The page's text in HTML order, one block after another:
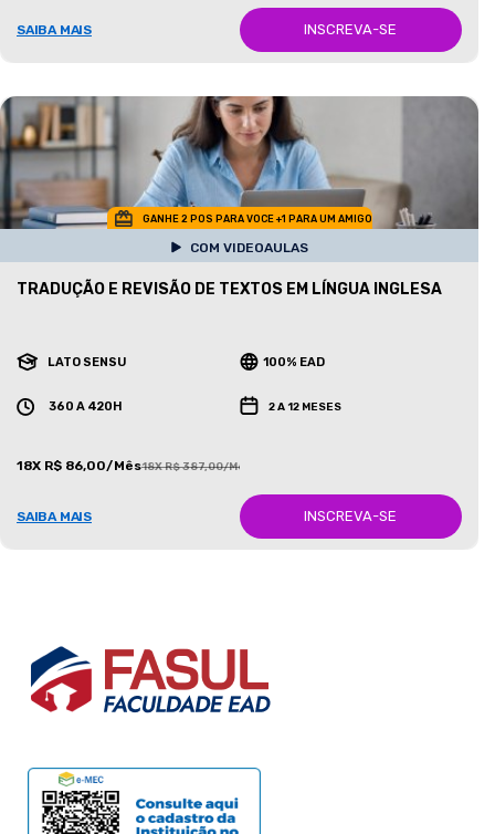
SAIBA MAIS INSCREVA-SE
GANHE 2 POS PARA VOCE +1 PARA UM AMIGO
COM VIDEOAULAS
TRADUÇÃO E REVISÃO DE TEXTOS EM LÍNGUA INGLESA
LATO SENSU 100% EAD
360 A 420H 2 A 12 MESES
18X R$ 86,00/Mês18X R$ 387,00/Mês
SAIBA MAIS INSCREVA-SE